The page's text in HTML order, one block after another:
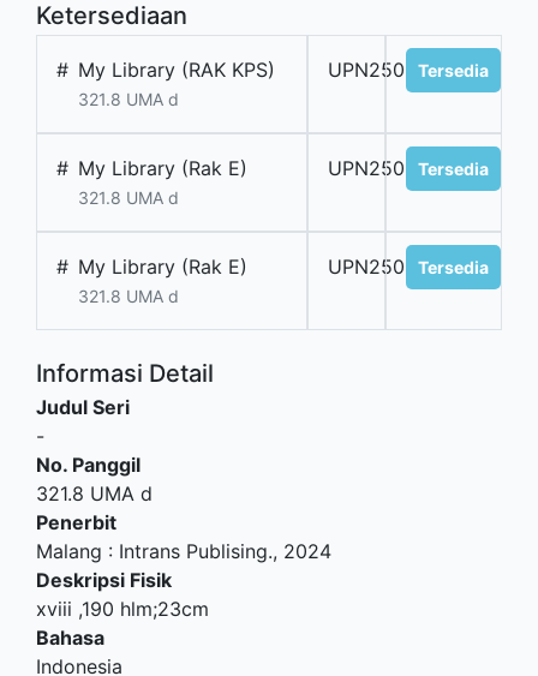
Ketersediaan
# My Library (RAK KPS)
321.8 UMA d
UPN250663Tersedia
# My Library (Rak E)
321.8 UMA d
UPN250664Tersedia
# My Library (Rak E)
321.8 UMA d
UPN250665Tersedia
Informasi Detail
Judul Seri
-
No. Panggil
321.8 UMA d
Penerbit
Malang : Intrans Publising., 2024
Deskripsi Fisik
xviii ,190 hlm;23cm
Bahasa
Indonesia